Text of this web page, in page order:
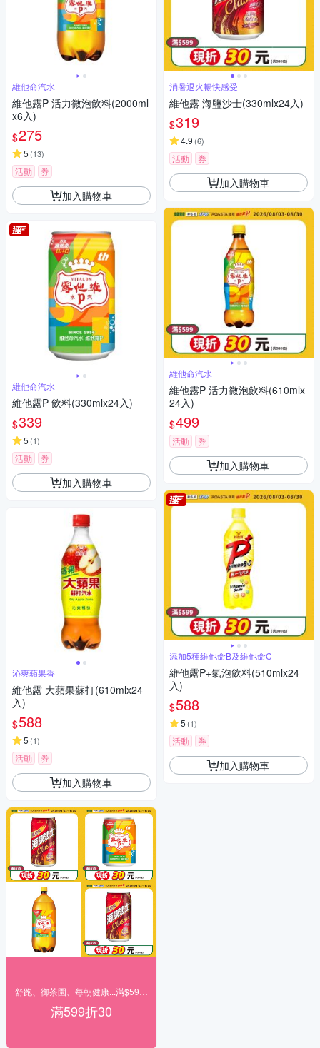
維他命汽水
維他露P 活力微泡飲料(2000ml
x6入)
$275
5 (13)
活動 券
加入購物車
維他命汽水
維他露P 飲料(330mlx24入)
$339
5 (1)
活動 券
加入購物車
沁爽蘋果香
維他露 大蘋果蘇打(610mlx24
入)
$588
5 (1)
活動 券
加入購物車
滿599折30
消暑退火暢快感受
維他露 海鹽沙士(330mlx24入)
$319
4.9 (6)
活動 券
加入購物車
維他命汽水
維他露P 活力微泡飲料(610mlx
24入)
$499
活動 券
加入購物車
添加5種維他命B及維他命C
維他露P+氣泡飲料(510mlx24
入)
$588
5 (1)
活動 券
加入購物車